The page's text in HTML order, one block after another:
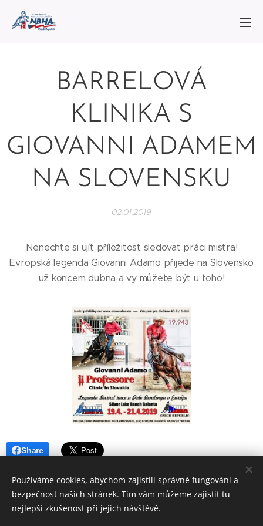
BARRELOVÁ
KLINIKA S
GIOVANNI ADAMEM
NA SLOVENSKU
02.01.2019
Nenechte si ujít příležitost sledovat práci mistra!
Evropská legenda Giovanni Adamo přijede na Slovensko
už koncem dubna a vy můžete být u toho!
Share
Používáme cookies, abychom zajistili správné fungování a
bezpečnost našich stránek. Tím vám můžeme zajistit tu
nejlepší zkušenost při jejich návštěvě.